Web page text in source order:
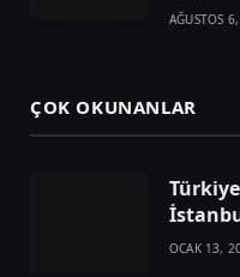
AĞUSTOS
ÇOK OKUNANLAR
OCAK 13,